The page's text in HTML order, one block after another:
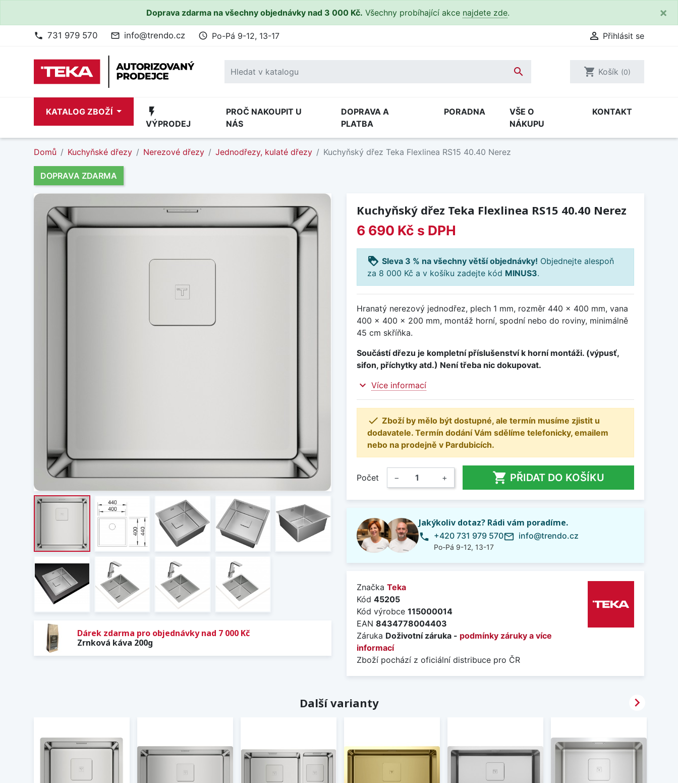
Doprava zdarma na všechny objednávky nad 3 000 Kč. Všechny probíhající akce najdete zde. ×
phone 731 979 570 mail_outline info@trendo.cz access_time Po-Pá 9-12, 13-17  Přihlásit se
 shopping_cart Košík (0)
KATALOG ZBOŽÍ flash_on
VÝPRODEJ
PROČ NAKOUPIT U
NÁS
DOPRAVA A
PLATBA
PORADNA
VŠE O
NÁKUPU
KONTAKT
Domů Kuchyňské dřezy Nerezové dřezy Jednodřezy, kulaté dřezy Kuchyňský dřez Teka Flexlinea RS15 40.40 Nerez
DOPRAVA ZDARMA
Dárek zdarma pro objednávky nad 7 000 Kč
Zrnková káva 200g
Kuchyňský dřez Teka Flexlinea RS15 40.40 Nerez
6 690 Kč s DPH
loyalty Sleva 3 % na všechny větší objednávky! Objednejte alespoň
za 8 000 Kč a v košíku zadejte kód MINUS3.
Hranatý nerezový jednodřez, plech 1 mm, rozměr 440 x 400 mm, vana
400 x 400 x 200 mm, montáž horní, spodní nebo do roviny, minimálně
45 cm skříňka.
Součástí dřezu je kompletní příslušenství k horní montáži. (výpusť,
sifon, příchytky atd.) Není třeba nic dokupovat.
expand_more Více informací
 Zboží by mělo být dostupné, ale termín musíme zjistit u
dodavatele. Termín dodání Vám sdělíme telefonicky, emailem
nebo na prodejně v Pardubicích.
Počet − +  PŘIDAT DO KOŠÍKU
Jakýkoliv dotaz? Rádi vám poradíme.
phone +420 731 979 570
Po-Pá 9-12, 13-17
mail_outline info@trendo.cz
Značka Teka
Kód 45205
Kód výrobce 115000014
EAN 8434778004403
Záruka Doživotní záruka - podmínky záruky a více
informací
Zboží pochází z oficiální distribuce pro ČR
Další varianty 